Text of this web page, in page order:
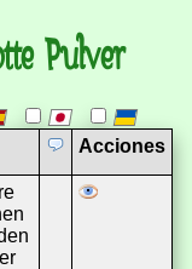
Pulver
Acciones